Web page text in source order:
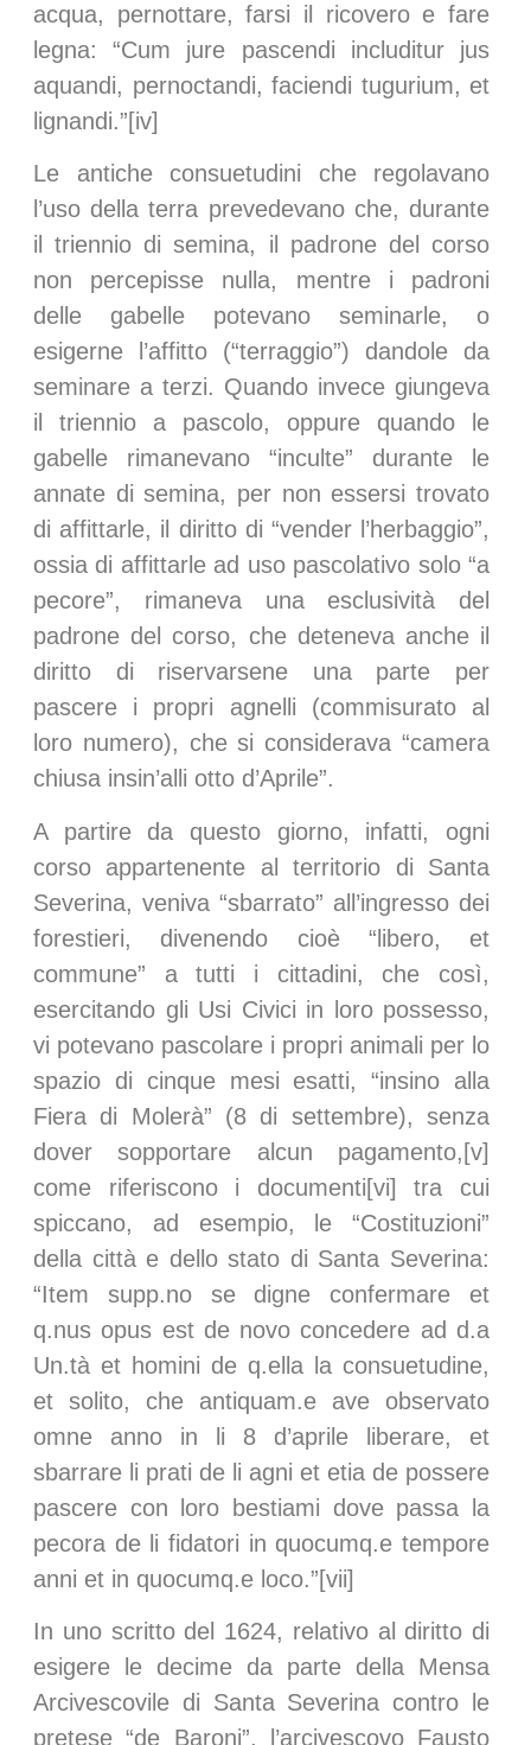
acqua, pernottare, farsi il ricovero e fare
legna: “Cum jure pascendi includitur jus
aquandi, pernoctandi, faciendi tugurium, et
lignandi.”[iv]
Le antiche consuetudini che regolavano
l’uso della terra prevedevano che, durante
il triennio di semina, il padrone del corso
non percepisse nulla, mentre i padroni
delle gabelle potevano seminarle, o
esigerne l’affitto (“terraggio”) dandole da
seminare a terzi. Quando invece giungeva
il triennio a pascolo, oppure quando le
gabelle rimanevano “inculte” durante le
annate di semina, per non essersi trovato
di affittarle, il diritto di “vender l’herbaggio”,
ossia di affittarle ad uso pascolativo solo “a
pecore”, rimaneva una esclusività del
padrone del corso, che deteneva anche il
diritto di riservarsene una parte per
pascere i propri agnelli (commisurato al
loro numero), che si considerava “camera
chiusa insin’alli otto d’Aprile”.
A partire da questo giorno, infatti, ogni
corso appartenente al territorio di Santa
Severina, veniva “sbarrato” all’ingresso dei
forestieri, divenendo cioè “libero, et
commune” a tutti i cittadini, che così,
esercitando gli Usi Civici in loro possesso,
vi potevano pascolare i propri animali per lo
spazio di cinque mesi esatti, “insino alla
Fiera di Molerà” (8 di settembre), senza
dover sopportare alcun pagamento,[v]
come riferiscono i documenti[vi] tra cui
spiccano, ad esempio, le “Costituzioni”
della città e dello stato di Santa Severina:
“Item supp.no se digne confermare et
q.nus opus est de novo concedere ad d.a
Un.tà et homini de q.ella la consuetudine,
et solito, che antiquam.e ave observato
omne anno in li 8 d’aprile liberare, et
sbarrare li prati de li agni et etia de possere
pascere con loro bestiami dove passa la
pecora de li fidatori in quocumq.e tempore
anni et in quocumq.e loco.”[vii]
In uno scritto del 1624, relativo al diritto di
esigere le decime da parte della Mensa
Arcivescovile di Santa Severina contro le
pretese “de Baroni”, l’arcivescovo Fausto